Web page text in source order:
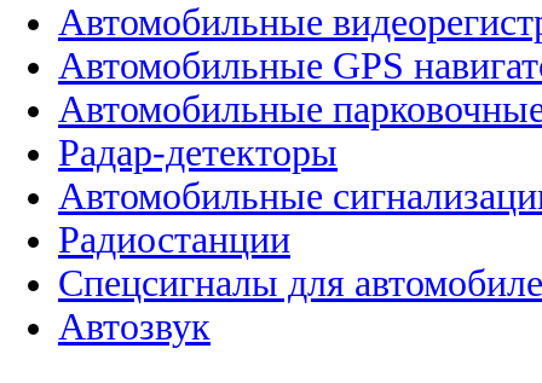
Автомобильные
Автомобильные GPS
Автомобильные
Радар-детекторы
Автомобильные
Радиостанции
Спецсигналы для
Автозвук